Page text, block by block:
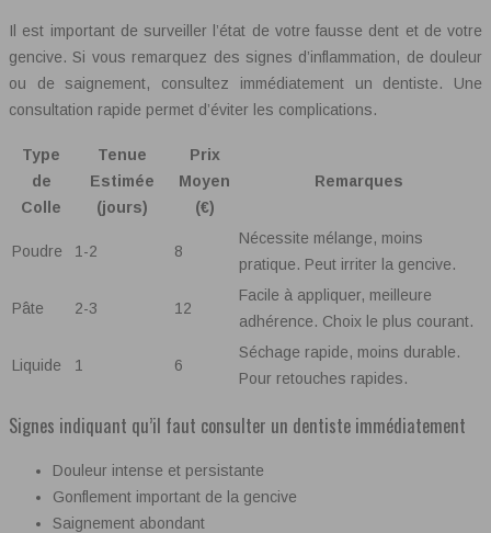
Il est important de surveiller l’état de votre fausse dent et de votre
gencive. Si vous remarquez des signes d’inflammation, de douleur
ou de saignement, consultez immédiatement un dentiste. Une
consultation rapide permet d’éviter les complications.
Type
de
Colle
Tenue
Estimée
(jours)
Prix
Moyen
(€)
Remarques
Poudre 1-2 8
Nécessite mélange, moins
pratique. Peut irriter la gencive.
Pâte 2-3 12
Facile à appliquer, meilleure
adhérence. Choix le plus courant.
Liquide 1 6
Séchage rapide, moins durable.
Pour retouches rapides.
Signes indiquant qu’il faut consulter un dentiste immédiatement
Douleur intense et persistante
Gonflement important de la gencive
Saignement abondant